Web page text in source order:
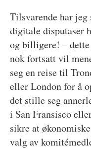
Tilsvarende har
digitale disputaser
og billigere! –
nok fortsatt vil
seg en reise til
eller London for å
det stille seg
i San Fransisco
sikre at
valg av